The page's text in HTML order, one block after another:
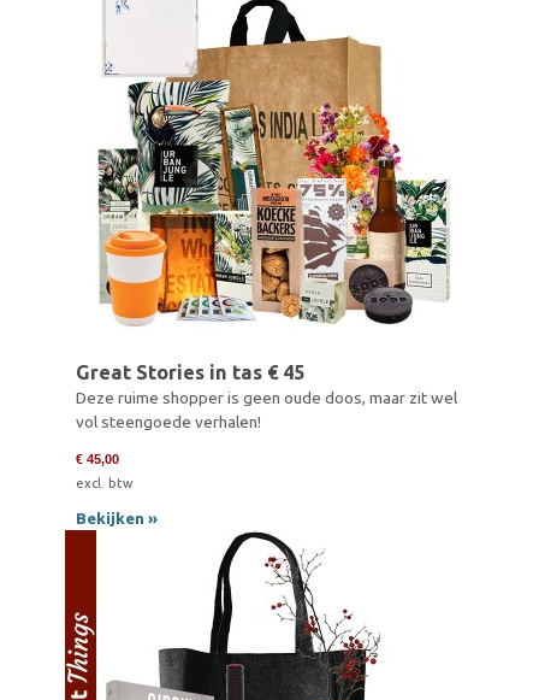
Great Stories in tas € 45
Deze ruime shopper is geen oude doos, maar zit wel
vol steengoede verhalen!
€ 45,00
excl. btw
Bekijken »